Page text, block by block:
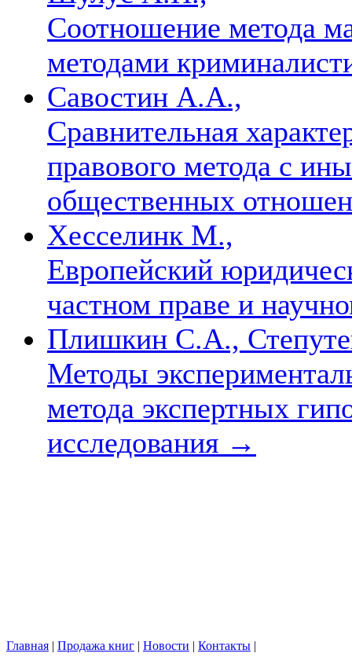
Соотношение метода
методами
Савостин А.А.,
Сравнительная
правового метода с
общественных
Хесселинк М.,
Европейский
частном праве и
Плишкин С.А.,
Методы
метода экспертных
исследования →
Главная | Продажа книг | Новости | Контакты |